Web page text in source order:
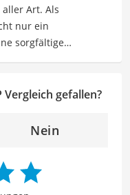
Sicht besonders
und Surfer
Art. Als
nur ein
sorgfältige
präzise, gut
inhaltliche
stilistische Qualität
und meiner Liebe
dazu bei, dass
Vergleich gefallen?
Nein